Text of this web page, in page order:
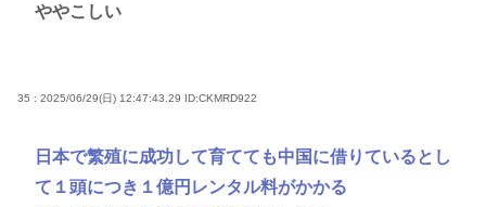
ややこしい
35 : 2025/06/29(日) 12:47:43.29 ID:CKMRD922
日本で繁殖に成功して育てても中国に借りているとし
て１頭につき１億円レンタル料がかかる